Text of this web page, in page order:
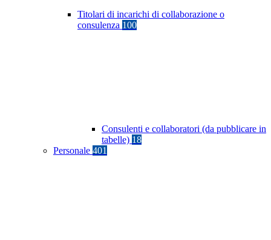
Titolari di incarichi di collaborazione o
consulenza 100
Consulenti e collaboratori (da pubblicare in
tabelle) 18
Personale 401